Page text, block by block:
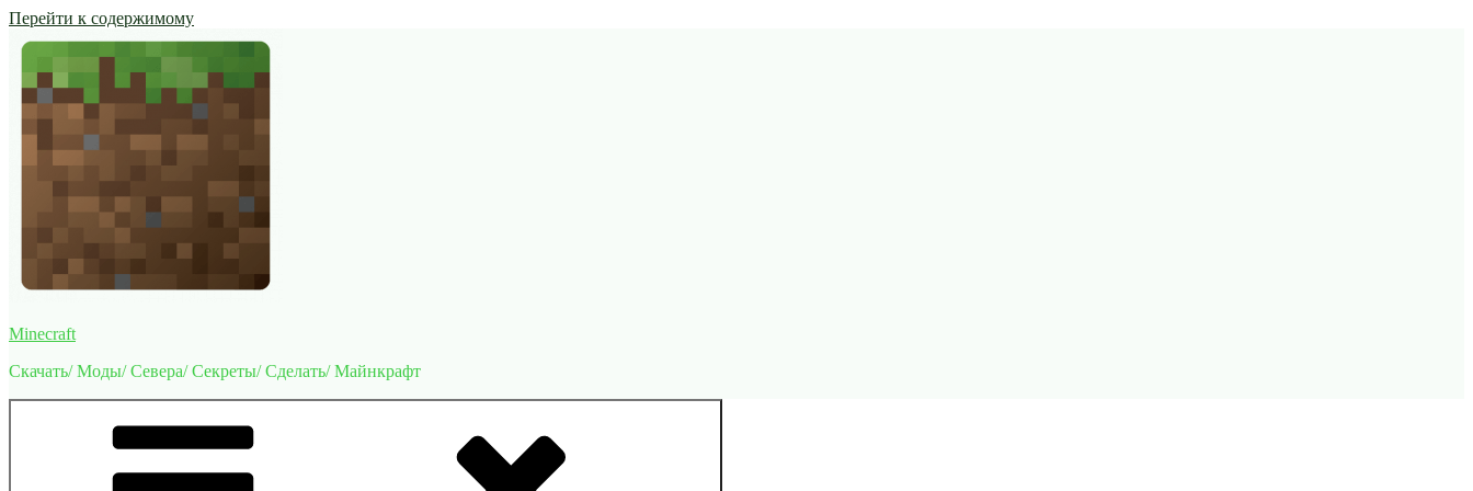
Перейти к содержимому
Minecraft
Скачать/ Моды/ Севера/ Секреты/ Сделать/ Майнкрафт